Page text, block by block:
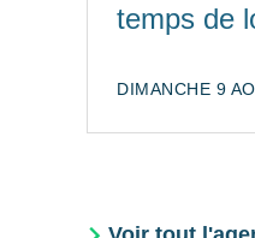
temps de
DIMANCHE 9